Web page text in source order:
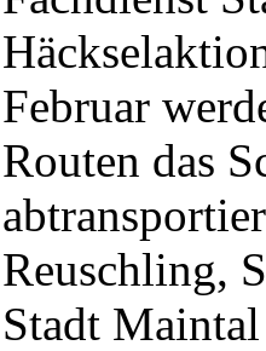
Februar
Routen das
Reuschling,
Stadt